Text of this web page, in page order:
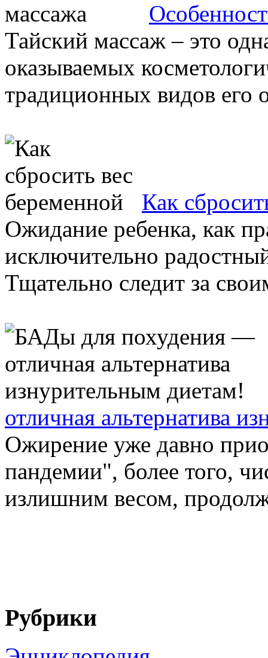
Тайский массаж – это
оказываемых
традиционных видов его
Как
Ожидание ребенка, как
исключительно
Тщательно следит за
отличная альтернатива
Ожирение уже давно
пандемии", более того,
излишним весом,
Рубрики